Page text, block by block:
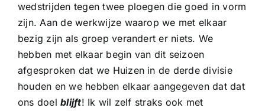
wedstrijden tegen twee ploegen die goed in vorm
zijn. Aan de werkwijze waarop we met elkaar
bezig zijn als groep verandert er niets. We
hebben met elkaar begin van dit seizoen
afgesproken dat we Huizen in de derde divisie
houden en we hebben elkaar aangegeven dat dat
ons doelblijft! Ik wil zelf straks ook met